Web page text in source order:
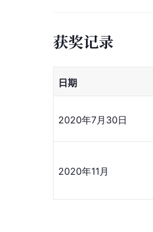
获奖记录
日期
2020年7月30日
2020年11月